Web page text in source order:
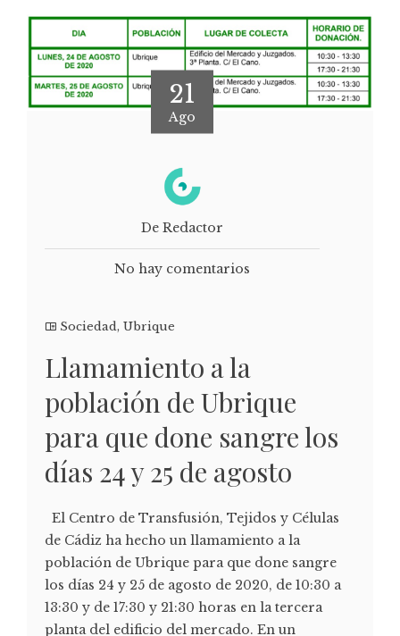
21
Ago
De Redactor
No hay comentarios
Sociedad, Ubrique
Llamamiento a la
población de Ubrique
para que done sangre los
días 24 y 25 de agosto
El Centro de Transfusión, Tejidos y Células
de Cádiz ha hecho un llamamiento a la
población de Ubrique para que done sangre
los días 24 y 25 de agosto de 2020, de 10:30 a
13:30 y de 17:30 y 21:30 horas en la tercera
planta del edificio del mercado. En un